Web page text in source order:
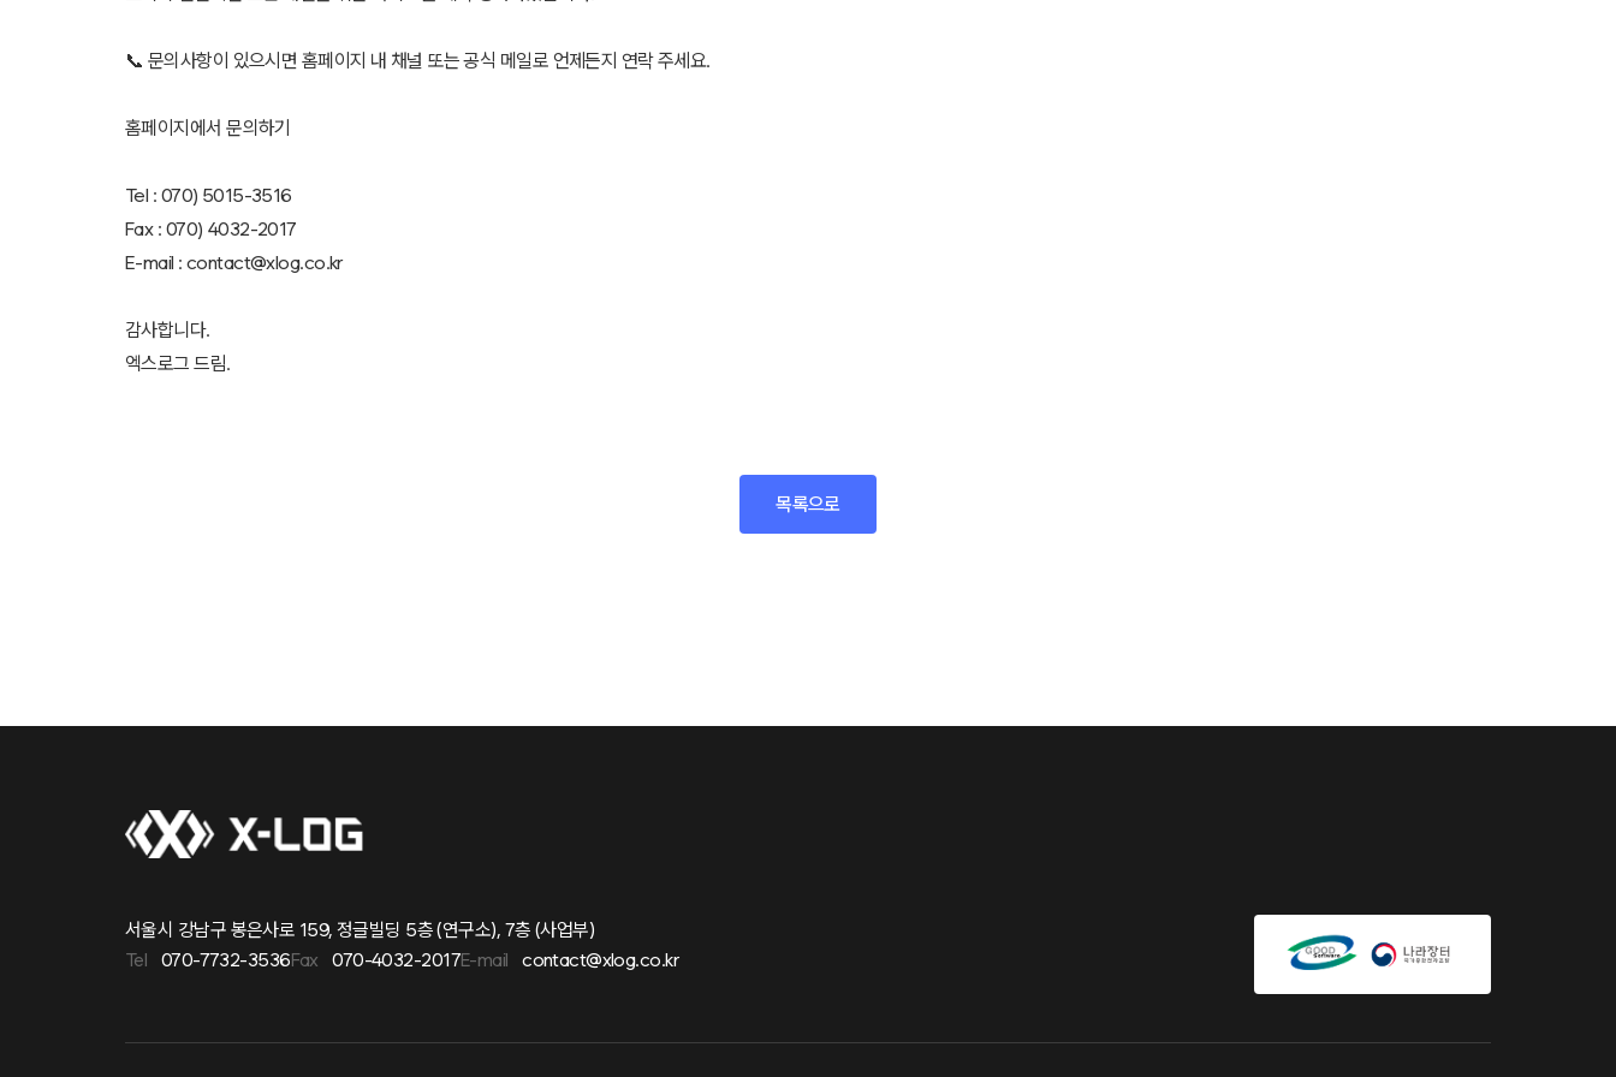
📞 문의사항이 있으시면 홈페이지 내 채널 또는 공식 메일로 언제든지 연락 주세요.
홈페이지에서문의 하기
Tel : 070) 5015-3516
Fax : 070) 4032-2017
E-mail : contact@xlog.co.kr
감사합니다.
엑스로그 드림.
목록으로
서울시 강남구 봉은사로 159, 정글빌딩 5층 (연구소), 7층 (사업부)
Tel
070-7732-3536Fax 070-4032-2017E-mail contact@xlog.co.kr